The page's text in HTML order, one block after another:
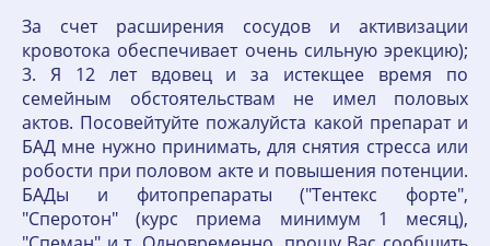
За счет расширения сосудов и активизации
кровотока обеспечивает очень сильную эрекцию);
3. Я 12 лет вдовец и за истекщее время по
семейным обстоятельствам не имел половых
актов. Посовейтуйте пожалуйста какой препарат и
БАД мне нужно принимать, для снятия стресса или
робости при половом акте и повышения потенции.
БАДы и фитопрепараты ("Тентекс форте",
"Сперотон" (курс приема минимум 1 месяц),